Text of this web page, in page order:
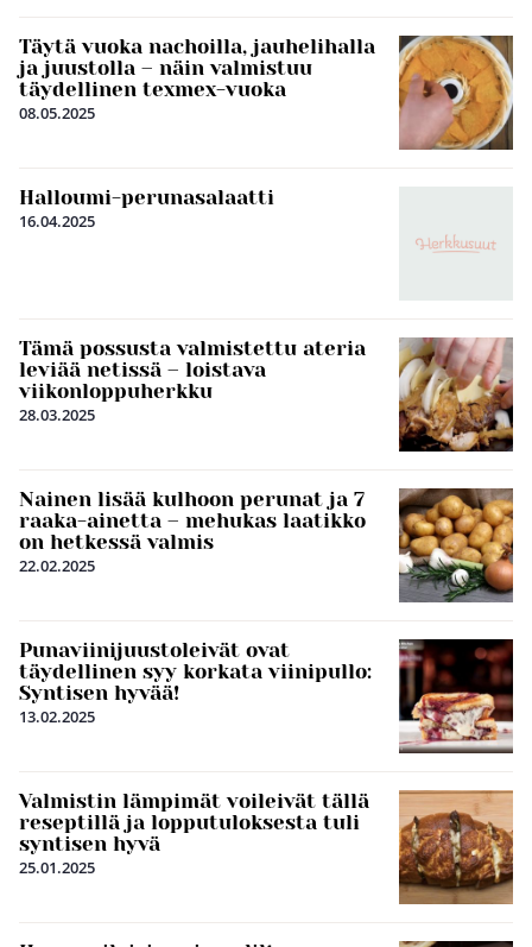
Täytä vuoka nachoilla, jauhelihalla
ja juustolla – näin valmistuu
täydellinen texmex-vuoka
08.05.2025
Halloumi-perunasalaatti
16.04.2025
Tämä possusta valmistettu ateria
leviää netissä – loistava
viikonloppuherkku
28.03.2025
Nainen lisää kulhoon perunat ja 7
raaka-ainetta – mehukas laatikko
on hetkessä valmis
22.02.2025
Punaviinijuustoleivät ovat
täydellinen syy korkata viinipullo:
Syntisen hyvää!
13.02.2025
Valmistin lämpimät voileivät tällä
reseptillä ja lopputuloksesta tuli
syntisen hyvä
25.01.2025